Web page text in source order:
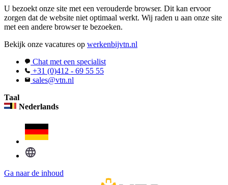
U bezoekt onze site met een verouderde browser. Dit kan ervoor
zorgen dat de website niet optimaal werkt. Wij raden u aan onze site
met een andere browser te bezoeken.
Bekijk onze vacatures op werkenbijvtn.nl
Chat met een specialist
+31 (0)412 - 69 55 55
sales@vtn.nl
Taal
Nederlands
Ga naar de inhoud